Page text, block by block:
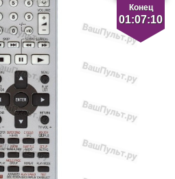
Конец
01:07:10